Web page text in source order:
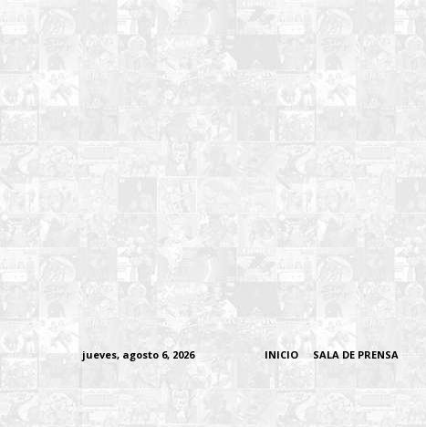
jueves, agosto 6, 2026 INICIO SALA DE PRENSA